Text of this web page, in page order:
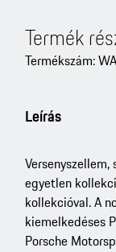
Termék
Termékszám:
Leírás
egyetlen
kollekcióval. A
kiemelkedéses
Porsche